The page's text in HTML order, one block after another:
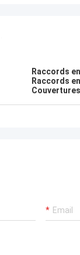
Raccords
Raccords